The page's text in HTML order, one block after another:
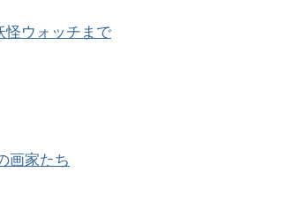
ウォッチまで
画家たち